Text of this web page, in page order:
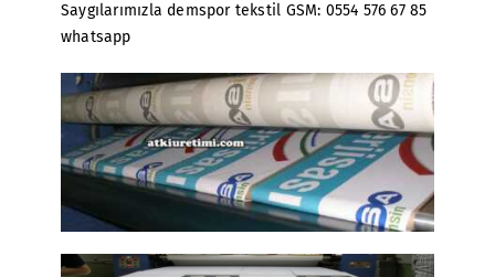
Saygılarımızla demspor tekstil GSM: 0554 576 67 85
whatsapp